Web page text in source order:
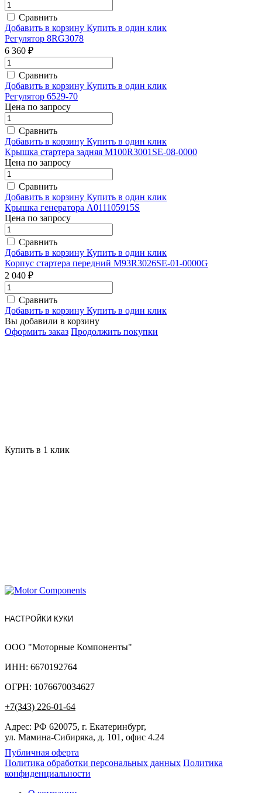
Сравнить
Добавить в корзину Купить в один клик
Регулятор 8RG3078
6 360 ₽
Сравнить
Добавить в корзину Купить в один клик
Регулятор 6529-70
Цена по запросу
Сравнить
Добавить в корзину Купить в один клик
Крышка стартера задняя M100R3001SE-08-0000
Цена по запросу
Сравнить
Добавить в корзину Купить в один клик
Крышка генератора A011105915S
Цена по запросу
Сравнить
Добавить в корзину Купить в один клик
Корпус стартера передний M93R3026SE-01-0000G
2 040 ₽
Сравнить
Добавить в корзину Купить в один клик
Вы добавили в корзину
Оформить заказ Продолжить покупки
Купить в 1 клик
НАСТРОЙКИ КУКИ
ООО "Моторные Компоненты"
ИНН: 6670192764
ОГРН: 1076670034627
+7(343) 226-01-64
Адрес: РФ 620075, г. Екатеринбург,
ул. Мамина-Сибиряка, д. 101, офис 4.24
Публичная оферта
Политика обработки персональных данных Политика
конфиденциальности